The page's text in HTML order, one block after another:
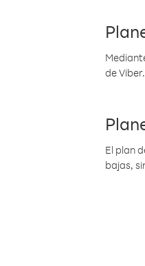
de Viber.
El plan
bajas,